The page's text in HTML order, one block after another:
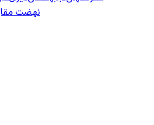
- نهضت